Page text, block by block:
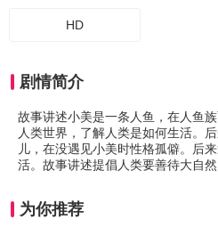
HD
剧情简介
故事讲述小美是一条人鱼，在人鱼
人类世界，了解人类是如何生活。
儿，在没遇见小美时性格孤僻。后
活。故事讲述提倡人类要善待大自然
为你推荐